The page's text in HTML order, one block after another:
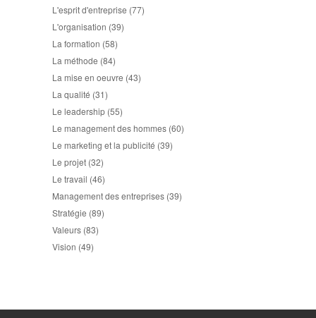
L'esprit d'entreprise (77)
L'organisation (39)
La formation (58)
La méthode (84)
La mise en oeuvre (43)
La qualité (31)
Le leadership (55)
Le management des hommes (60)
Le marketing et la publicité (39)
Le projet (32)
Le travail (46)
Management des entreprises (39)
Stratégie (89)
Valeurs (83)
Vision (49)